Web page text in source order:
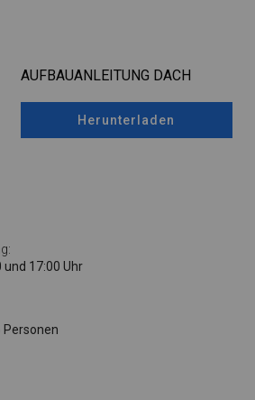
AUFBAUANLEITUNG DACH
Herunterladen
17:00 Uhr